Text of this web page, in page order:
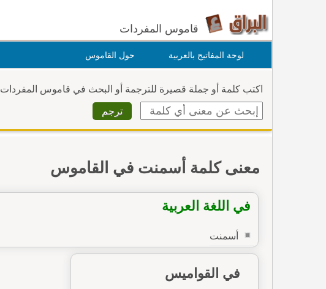
قاموس المفردات
لوحة المفاتيح بالعربية حول القاموس
اكتب كلمة أو جملة قصيرة للترجمة أو البحث في قاموس المفردات
معنى كلمة أسمنت في القاموس
في اللغة العربية
أسمنت
في القواميس